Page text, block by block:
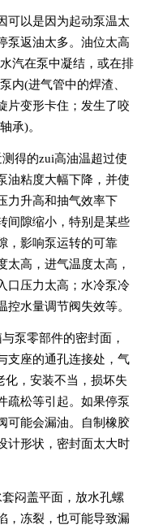
可以是因为起动泵温太
泵返油太多。油位太高
汽在泵中凝结，或在排
内(进气管中的焊渣、
片变形卡住；发生了咬
承)。
得的zui高油温超过使
油粘度大幅下降，并使
力升高和抽气效率下
间隙缩小，特别是某些
，影响泵运转的可靠
太高，进气温度太高，
口压力太高；水冷泵冷
水量调节阀失效等。
泵零部件的密封面，
支座的通孔连接处，气
化，安装不当，损坏失
疏松等引起。如果停泵
可能会漏油。自制橡胶
计形状，密封面太大时
闷盖平面，放水孔螺
，冻裂，也可能导致漏